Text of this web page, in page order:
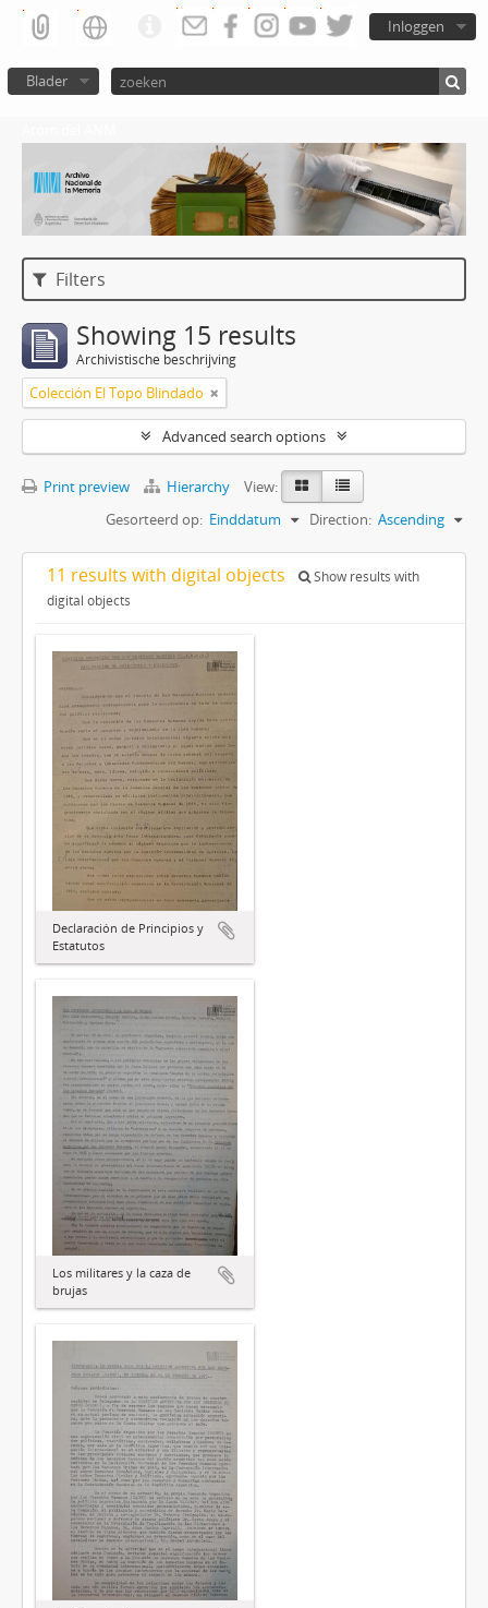
Inloggen
Blader
Filters
Showing 15 results
Archivistische beschrijving
Colección El Topo Blindado
Advanced search options
Print preview Hierarchy
View:
Gesorteerd op: Einddatum Direction: Ascending
11 results with digital objects
Show results with
digital objects
Declaración de Principios y
Estatutos
Los militares y la caza de
brujas